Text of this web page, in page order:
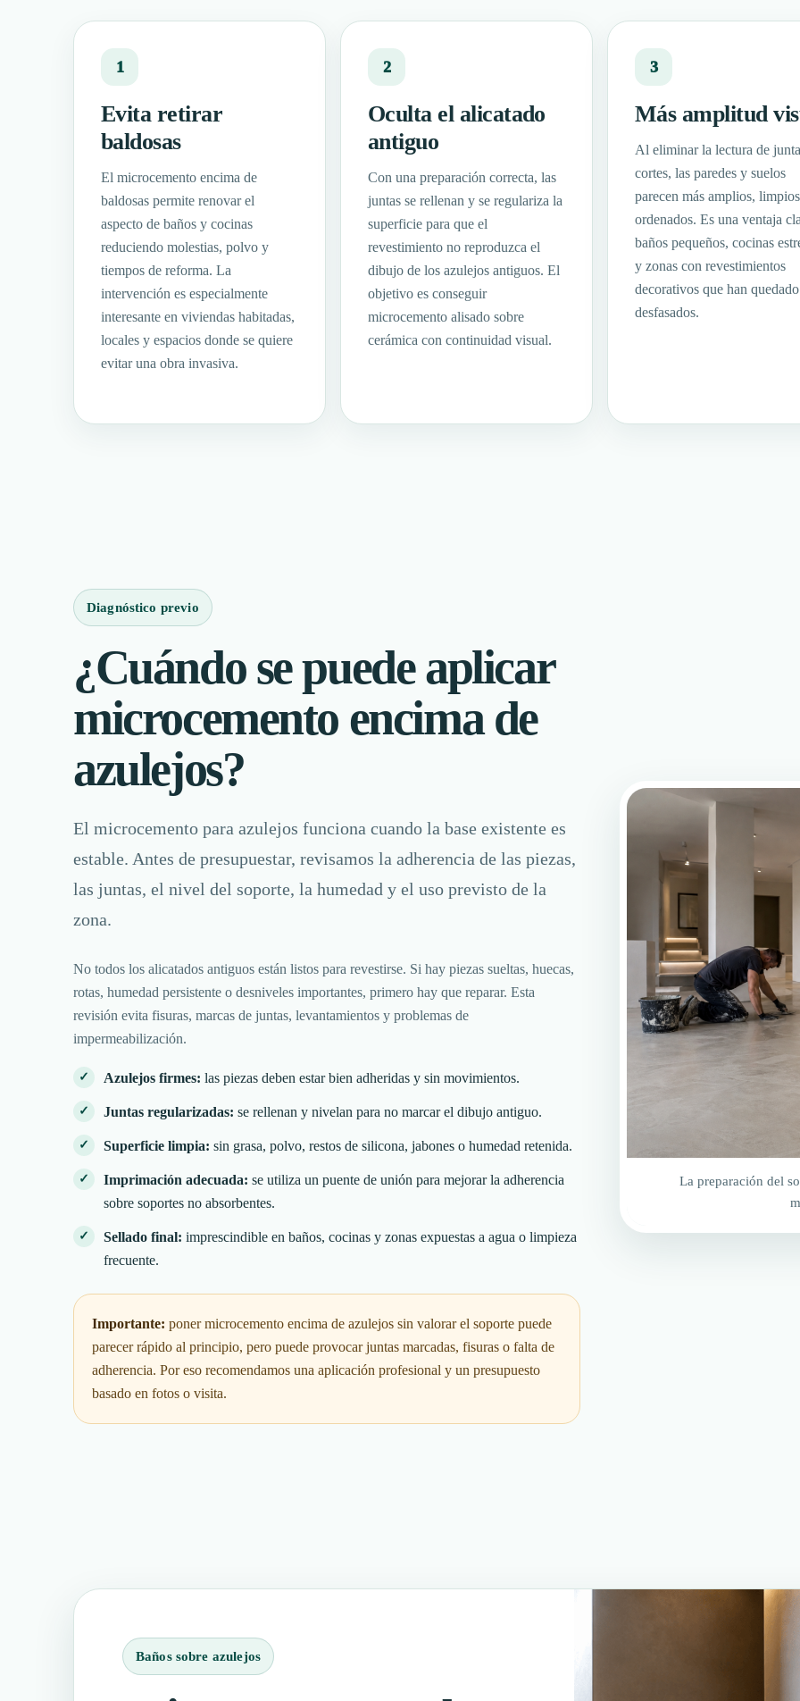
1
Evita retirar
baldosas
El microcemento encima de
baldosas permite renovar el
aspecto de baños y cocinas
reduciendo molestias, polvo y
tiempos de reforma. La
intervención es especialmente
interesante en viviendas habitadas,
locales y espacios donde se quiere
evitar una obra invasiva.
2
Oculta el alicatado
antiguo
Con una preparación correcta, las
juntas se rellenan y se regulariza la
superficie para que el
revestimiento no reproduzca el
dibujo de los azulejos antiguos. El
objetivo es conseguir
microcemento alisado sobre
cerámica con continuidad visual.
3
Más amplitud
Al eliminar la lectura de
cortes, las paredes y suelos
parecen más amplios,
ordenados. Es una ventaja
baños pequeños, cocinas
y zonas con revestimientos
decorativos que han quedado
desfasados.
Diagnóstico previo
¿Cuándo se puede aplicar
microcemento encima de
azulejos?
El microcemento para azulejos funciona cuando la base existente es
estable. Antes de presupuestar, revisamos la adherencia de las piezas,
las juntas, el nivel del soporte, la humedad y el uso previsto de la
zona.
No todos los alicatados antiguos están listos para revestirse. Si hay piezas sueltas, huecas,
rotas, humedad persistente o desniveles importantes, primero hay que reparar. Esta
revisión evita fisuras, marcas de juntas, levantamientos y problemas de
impermeabilización.
Azulejos firmes: las piezas deben estar bien adheridas y sin movimientos.
Juntas regularizadas: se rellenan y nivelan para no marcar el dibujo antiguo.
Superficie limpia: sin grasa, polvo, restos de silicona, jabones o humedad retenida.
Imprimación adecuada: se utiliza un puente de unión para mejorar la adherencia
sobre soportes no absorbentes.
Sellado final: imprescindible en baños, cocinas y zonas expuestas a agua o limpieza
frecuente.
Importante: poner microcemento encima de azulejos sin valorar el soporte puede
parecer rápido al principio, pero puede provocar juntas marcadas, fisuras o falta de
adherencia. Por eso recomendamos una aplicación profesional y un presupuesto
basado en fotos o visita.
La preparación del
Baños sobre azulejos